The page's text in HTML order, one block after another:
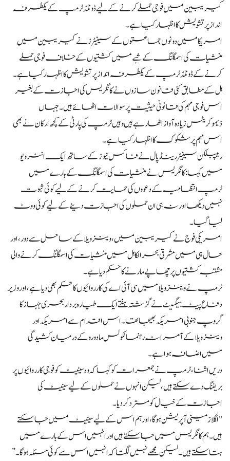
کیریبین میں فوجی حملے کرنے کے لیے ڈونلڈ ٹرمپ کے یکطرفہ
انداز پر تشویش کا اظہار کیا ہے۔
امریکا میں دونوں جماعتوں کے سینیٹرز نے کیریبین میں
منشیات کی اسمگلنگ کے شبے میں کشتیوں کے خلاف فوجی حملے
کرنے کے ڈونلڈ ٹرمپ کے یکطرفہ انداز پر تشویش کا اظہار کیا ہے۔
ہل کے مطابق کئی قانون سازوں نے کانگریس کی اجازت کے بغیر
اس فوجی مہم کی قانونی حیثیت پر سوالات اٹھائے ہیں۔ جہاں
ڈیموکریٹس زیادہ آواز اٹھا رہے ہیں وہیں ٹرمپ کی پارٹی کے کچھ ارکان نے بھی
اس مہم پر شکوک کا اظہار کیا ہے۔
ریپبلکن سینیٹر رینڈ پال نے فاکس نیوز کے ساتھ ایک انٹرویو
میں کہا: کانگریس نے منشیات کی اسمگلنگ کے بارے میں
ٹرمپ انتظامیہ کے دعووں کی حمایت کرنے کے لیے کوئی ثبوت
نہیں دیکھا اور نہ ہی ان حملوں کی اجازت دینے کے لیے کوئی ووٹ
لیا گیا۔
امریکی فوج نے کیریبین میں، وینزویلا کے ساحل سے دور، اور
حال ہی میں مشرقی بحر الکاہل میں منشیات کی اسمگلنگ کرنے والی
مشتبہ کشتیوں پر چھاپے مارنے کا حکم دیا ہے۔
ٹرمپ نے وینزویلا میں سی آئی اے کی کارروائیوں کا حکم بھی دیا ہے، اور وزیر
دفاع پیٹ ہیگسیٹ نے گزشتہ ہفتے ایک طیارہ بردار بحری جہاز کا
گروپ جنوبی امریکہ بھیجا تھا۔ اس اقدام سے امریکہ اور
وینزویلا کے آمرانہ رہنما نکولس مادورو کے درمیان کشیدگی
میں اضافہ ہوا ہے۔
دریں اثنا، ٹرمپ نے جمعرات کو کہا کہ وہ سینیٹ کو فوجی کارروائیوں پر
بریفنگ دے سکتے ہیں، لیکن انہوں نے حملوں کے لیے سینیٹ کی
اجازت کے خیال کو مسترد کر دیا۔
"اگلا زمینی آپریشن ہوگا، اور ہم اس کے لیے سینیٹ میں جاسکتے
ہیں۔ ہم کانگریس میں جاسکتے ہیں اور انہیں اس کے بارے میں
بتا سکتے ہیں۔ لیکن مجھے نہیں لگتا کہ انہیں اس سے کوئی مسئلہ ہوگا۔”